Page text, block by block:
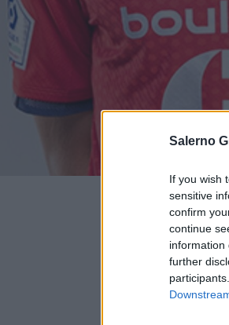
Salerno
If you wish
sensitive
confirm
continue
information
further